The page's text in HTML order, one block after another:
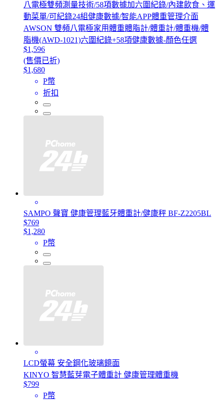
八電極雙頻測量技術/58項數據加六圍紀錄/內建飲食、運
動菜單/可紀錄24組健康數據/智能APP體重管理介面
AWSON 雙頻八電極家用體重體脂計/體重計/體重機/體
脂機(AWD-1021)六圍紀錄+58項健康數據-顏色任選
$1,596
(售價已折)
$1,680
P幣
折扣
SAMPO 聲寶 健康管理藍牙體重計/健康秤 BF-Z2205BL
$769
$1,280
P幣
LCD螢幕 安全鋼化玻璃鏡面
KINYO 智慧藍芽電子體重計 健康管理體重機
$799
P幣